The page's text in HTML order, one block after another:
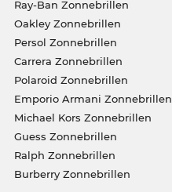
Ray-Ban Zonnebrillen
Oakley Zonnebrillen
Persol Zonnebrillen
Carrera Zonnebrillen
Polaroid Zonnebrillen
Emporio Armani Zonnebrillen
Michael Kors Zonnebrillen
Guess Zonnebrillen
Ralph Zonnebrillen
Burberry Zonnebrillen